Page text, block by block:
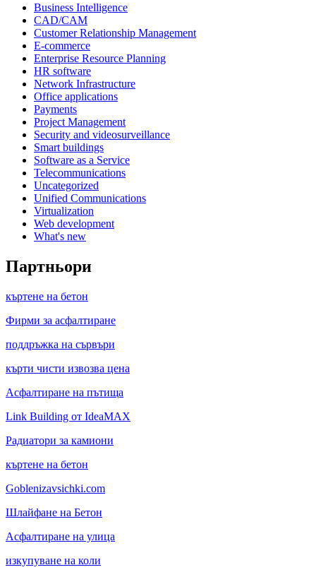
Business Intelligence
CAD/CAM
Customer Relationship Management
E-commerce
Enterprise Resource Planning
HR software
Network Infrastructure
Office applications
Payments
Project Management
Security and videosurveillance
Smart buildings
Software as a Service
Telecommunications
Uncategorized
Unified Communications
Virtualization
Web development
What's new
Партньори
къртене на бетон
Фирми за асфалтиране
поддръжка на сървъри
кърти чисти извозва цена
Асфалтиране на пътища
Link Building от IdeaMAX
Радиатори за камиони
къртене на бетон
Goblenizavsichki.com
Шлайфане на Бетон
Асфалтиране на улица
изкупуване на коли